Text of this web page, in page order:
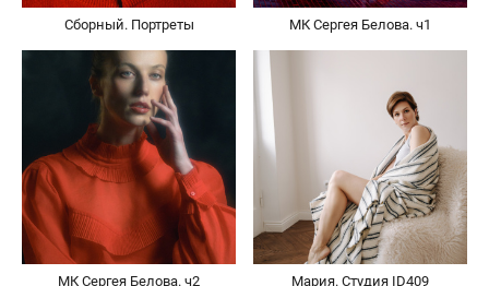
Сборный. Портреты МК Сергея Белова. ч1
МК Сергея Белова. ч2 Мария. Студия ID409